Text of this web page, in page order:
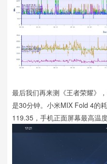
最后我们再来测《王者荣耀》
是30分钟。小米MIX Fold 4的
119.35，手机正面屏幕最高温